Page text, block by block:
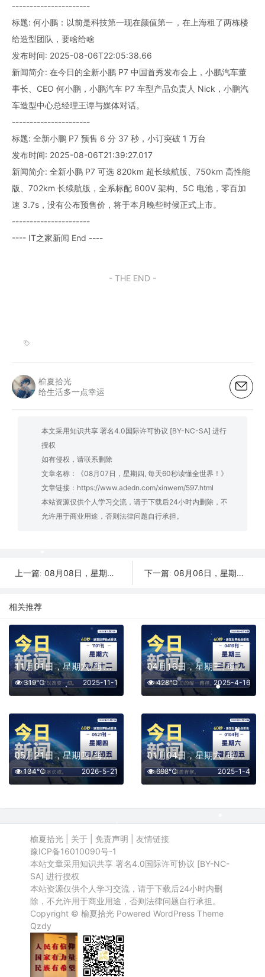
----------------------
标题: 何小鹏：以前是科技第一现在颜值第一，在上海租了两栋楼
给造型团队，要啥给啥
发布时间: 2025-08-06T22:05:38.66
新闻简介: 在今日的全新小鹏 P7 中国首秀发布会上，小鹏汽车董
事长、CEO 何小鹏，小鹏汽车 P7 车型产品负责人 Nick，小鹏汽
车造型中心总经理王谭与媒体对话。
----------------------
标题: 全新小鹏 P7 预售 6 分 37 秒，小订突破 1 万台
发布时间: 2025-08-06T21:39:27.017
新闻简介: 全新小鹏 P7 可选 820km 超长续航版、750km 高性能
版、702km 长续航版，全系标配 800V 架构、5C 电池，零百加
速 3.7s，没有公布预售价，将于本月晚些时候正式上市。
----------------------
---- IT之家新闻 End ----
- THE END -
榆夏拾光
给生活多一点幸运
本文采用知识共享 署名4.0国际许可协议 [BY-NC-SA] 进行
授权
如有侵权，请联系删除
文章名称：《08月07日，星期四, 每天60秒读懂全世界！》
文章链接： https://www.adedn.com/xinwem/597.html
本站资源仅供个人学习交流，请于下载后24小时内删除，不
允许用于商业用途，否则法律问题自行承担。
上一篇: 08月08日，星期五, 每天60秒读懂全世界！ 下一篇: 08月06日，星期三, 每天60秒读懂全世界！
相关推荐
11月01日，星期六, 每天60秒读懂全世界！
2025-11-1
319℃
04月16日，星期三, 每天60秒读懂全世界！
2025-4-16
428℃
05月21日，星期四, 每天60秒读懂全世界！
2026-5-21
134℃
01月04日，星期六, 每天60秒读懂全世界！
2025-1-4
698℃
榆夏拾光| 关于| 免责声明
友情链接
豫ICP备16010090号-1
本站文章采用知识共享 署名4.0国际许可协议 [BY-NC-
SA] 进行授权
本站资源仅供个人学习交流，请于下载后24小时内删
除，不允许用于商业用途，否则法律问题自行承担。
Copyright © 榆夏拾光Powered WordPressTheme
Qzdy